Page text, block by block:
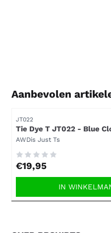
Aanbevolen
Artikelnummer
JT022
Tie Dye T JT022 - Blue
Merk:
AWDis Just Ts
Prijs: 19,95
€19,95
IN